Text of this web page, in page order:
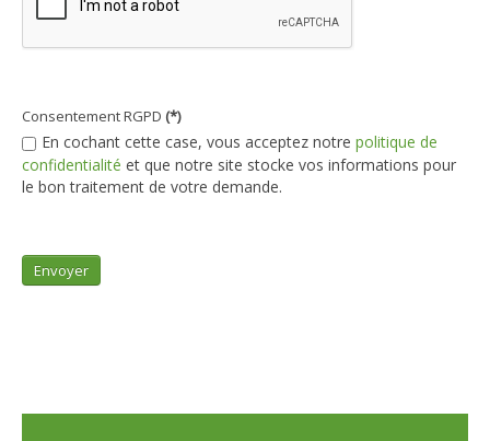
Consentement RGPD (*)
En cochant cette case, vous acceptez notre politique de
confidentialité et que notre site stocke vos informations pour
le bon traitement de votre demande.
Envoyer